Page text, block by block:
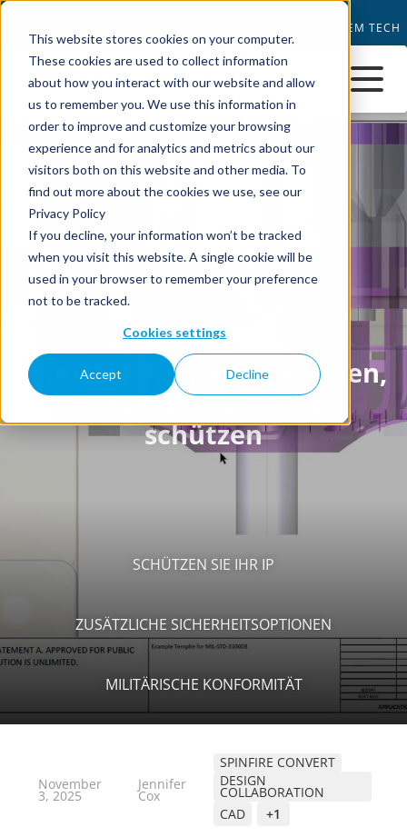
This website stores cookies on your computer.
These cookies are used to collect information
about how you interact with our website and allow
us to remember you. We use this information in
order to improve and customize your browsing
experience and for analytics and metrics about our
visitors both on this website and other media. To
find out more about the cookies we use, see our
Privacy Policy
If you decline, your information won’t be tracked
when you visit this website. A single cookie will be
used in your browser to remember your preference
not to be tracked.
Cookies settings
Accept Decline
SCHÜTZEN SIE IHR IP
ZUSÄTZLICHE SICHERHEITSOPTIONEN
MILITÄRISCHE KONFORMITÄT
November
3, 2025
Jennifer
Cox
SPINFIRE CONVERT
DESIGN
COLLABORATION
CAD
+1